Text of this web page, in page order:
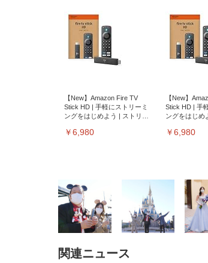
【New】Amazon Fire TV
Stick HD | 手軽にストリーミ
ングをはじめよう | ストリー
￥6,980
【New】
Stick HD | 手
ングをはじめ
￥6,980
関連ニュース